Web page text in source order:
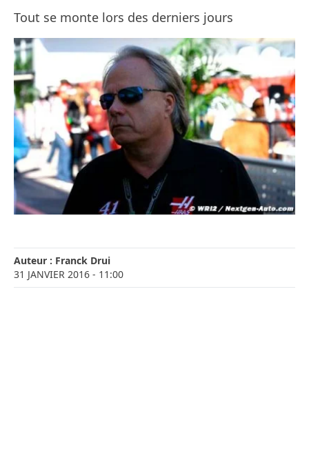
Tout se monte lors des derniers jours
Auteur : Franck Drui
31 JANVIER 2016 - 11:00